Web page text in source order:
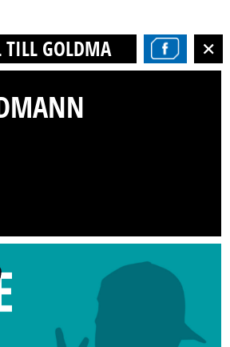
GOLDMANN